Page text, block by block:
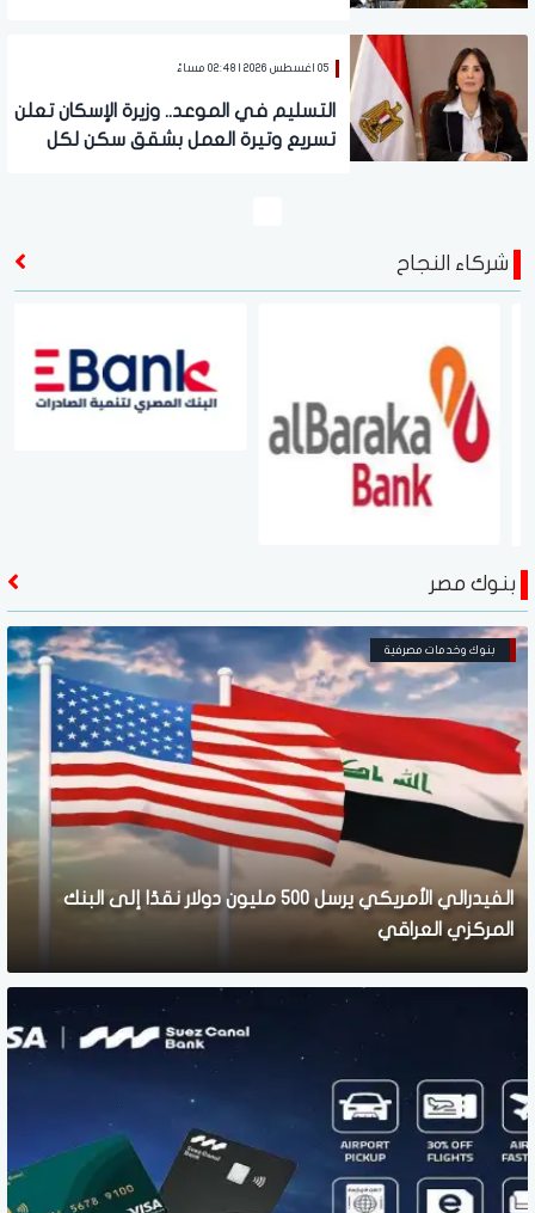
05 اغسطس 2026 | 02:48 مساءً
التسليم في الموعد.. وزيرة الإسكان تعلن
تسريع وتيرة العمل بشقق سكن لكل
شركاء النجاح
بنوك مصر
بنوك وخدمات مصرفية
الفيدرالي الأمريكي يرسل 500 مليون دولار نقدًا إلى البنك
المركزي العراقي